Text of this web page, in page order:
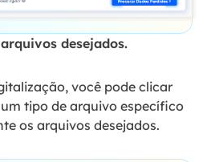
desejados.
você pode clicar
tipo de arquivo específico
os arquivos desejados.